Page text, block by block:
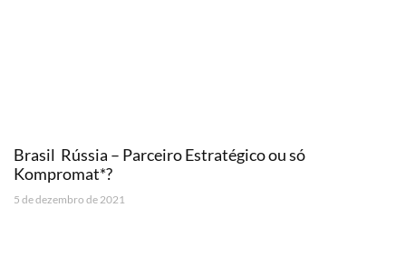
Brasil  Rússia – Parceiro Estratégico ou só
Kompromat*?
5 de dezembro de 2021